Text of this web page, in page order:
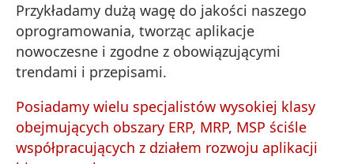
Przykładamy dużą wagę do jakości naszego
oprogramowania, tworząc aplikacje
nowoczesne i zgodne z obowiązującymi
trendami i przepisami.
Posiadamy wielu specjalistów wysokiej klasy
obejmujących obszary ERP, MRP, MSP ściśle
współpracujących z działem rozwoju aplikacji